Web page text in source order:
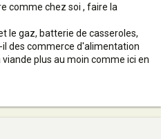
comme chez soi , faire la
le gaz, batterie de casseroles,
des commerce d'alimentation
plus au moin comme ici en